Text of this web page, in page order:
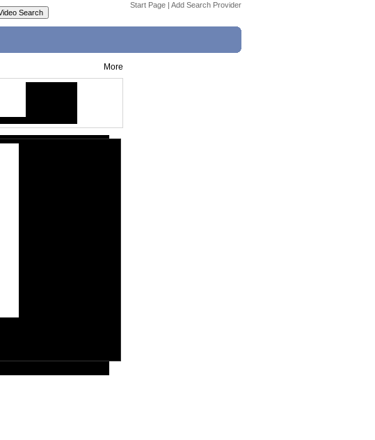
Start Page | Add Search Provider
More